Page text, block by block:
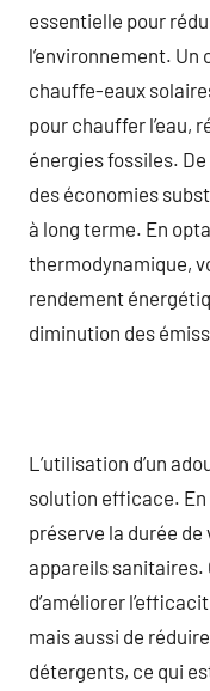
essentielle pour
l’environnement. Un
chauffe-eaux
pour chauffer l’eau,
énergies fossiles.
des économies
à long terme. En
thermodynamique,
rendement
diminution des
L’utilisation d’un
solution efficace. En
préserve la durée
appareils sanitaires.
d’améliorer
mais aussi de
détergents, ce qui